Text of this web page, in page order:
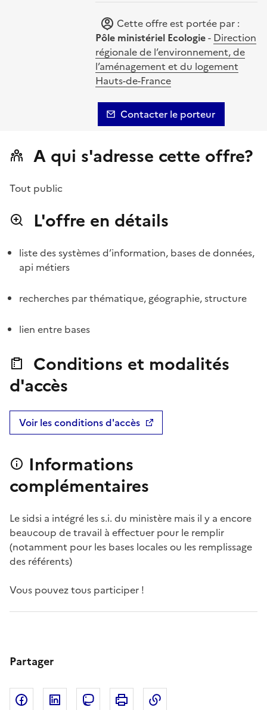
Cette offre est portée par :
Pôle ministériel Ecologie- Direction
régionale de l’environnement, de
l’aménagement et du logement
Hauts-de-France
Contacter le porteur
A qui s'adresse cette offre?
Tout public
L'offre en détails
liste des systèmes d’information, bases de données,
api métiers
recherches par thématique, géographie, structure
lien entre bases
Conditions et modalités
d'accès
Voir les conditions d'accès
Informations
complémentaires
Le sidsi a intégré les s.i. du ministère mais il y a encore
beaucoup de travail à effectuer pour le remplir
(notamment pour les bases locales ou les remplissage
des référents)
Vous pouvez tous participer !
Partager
Partager sur Facebook
Partager sur LinkedIn
Partager sur Mastodon
Imprimer